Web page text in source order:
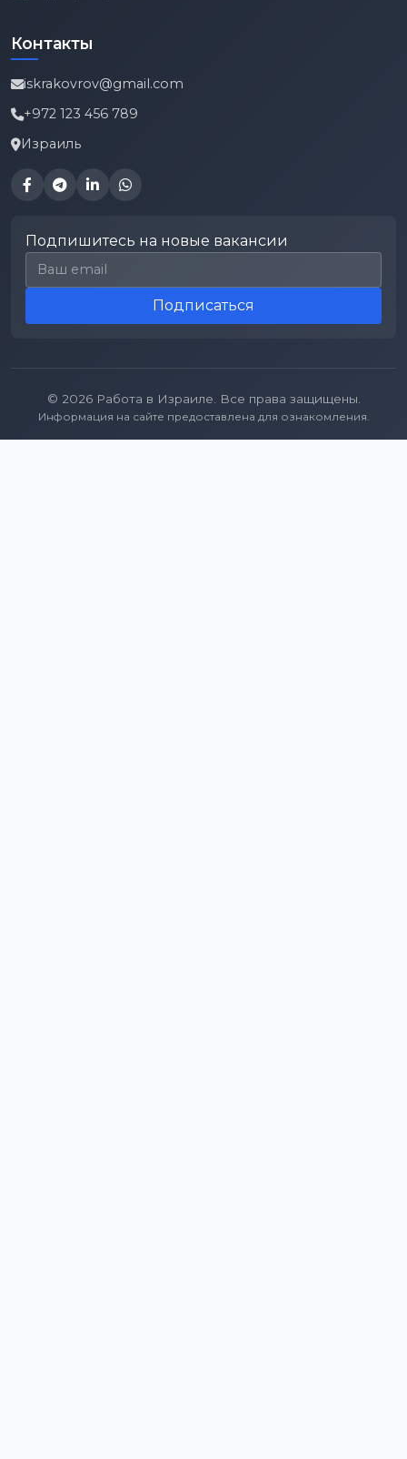
Контакты
iskrakovrov@gmail.com
+972 123 456 789
Израиль
Подпишитесь на новые вакансии
Email для подписки
Подписаться
© 2026 Работа в Израиле. Все права защищены.
Информация на сайте предоставлена для ознакомления.